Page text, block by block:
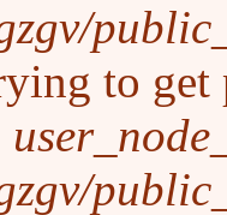
to get